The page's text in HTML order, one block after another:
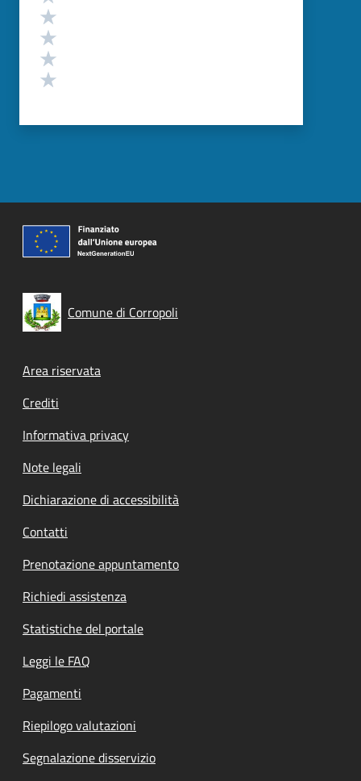
Comune di Corropoli
Footer menu
Area riservata
Crediti
Informativa privacy
Note legali
Dichiarazione di accessibilità
Contatti
Prenotazione appuntamento
Richiedi assistenza
Statistiche del portale
Leggi le FAQ
Pagamenti
Riepilogo valutazioni
Segnalazione disservizio